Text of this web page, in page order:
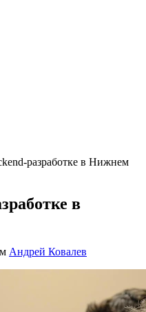
разработке в Нижнем
в
Андрей Ковалев